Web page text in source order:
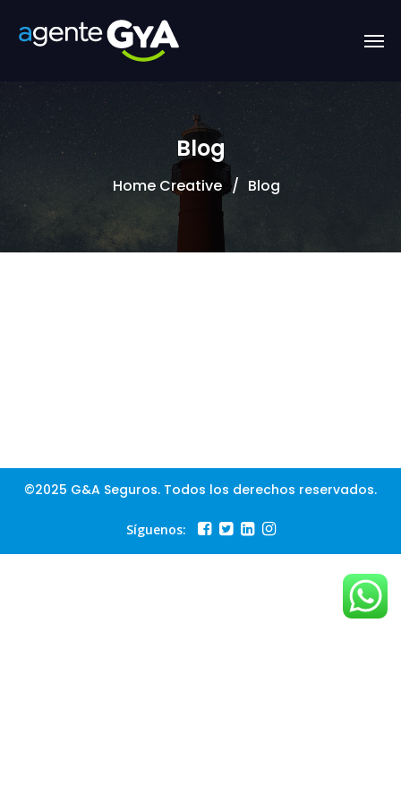
Blog
Home Creative Blog
©2025 G&A Seguros. Todos los derechos reservados.
Síguenos: